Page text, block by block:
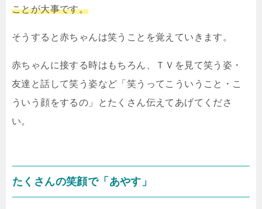
ことが大事です。
そうすると赤ちゃんは笑うことを覚えていきます。
赤ちゃんに接する時はもちろん、ＴＶを見て笑う姿・
友達と話して笑う姿など「笑うってこういうこと・こ
ういう顔をするの」とたくさん伝えてあげてくださ
い。
たくさんの笑顔で「あやす」